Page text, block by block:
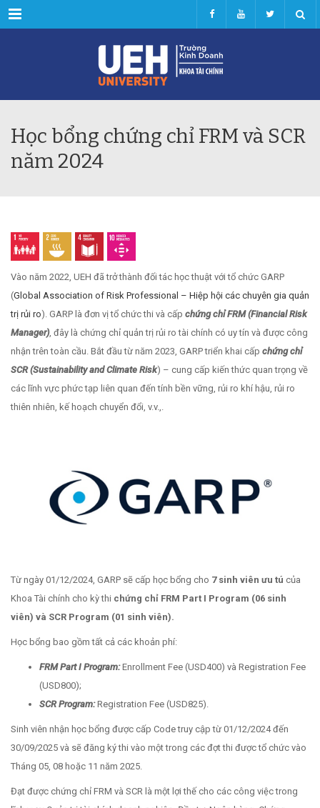
Menu
Học bổng chứng chỉ FRM và SCR
năm 2024
Vào năm 2022, UEH đã trở thành đối tác học thuật với tổ chức GARP
(Global Association of Risk Professional – Hiệp hội các chuyên gia quản
trị rủi ro). GARP là đơn vị tổ chức thi và cấp chứng chỉ FRM (Financial Risk
Manager), đây là chứng chỉ quản trị rủi ro tài chính có uy tín và được công
nhận trên toàn cầu. Bắt đầu từ năm 2023, GARP triển khai cấp chứng chỉ
SCR (Sustainability and Climate Risk) – cung cấp kiến ​​thức quan trọng về
các lĩnh vực phức tạp liên quan đến tính bền vững, rủi ro khí hậu, rủi ro
thiên nhiên, kế hoạch chuyển đổi, v.v.,.
Từ ngày 01/12/2024, GARP sẽ cấp học bổng cho 7sinh viên ưu tú của
Khoa Tài chính cho kỳ thi chứng chỉ FRM Part I Program (06 sinh
viên) và SCR Program (01 sinh viên).
Học bổng bao gồm tất cả các khoản phí:
FRM Part I Program:Enrollment Fee (USD400) và Registration Fee
(USD800);
SCRProgram:Registration Fee (USD825).
Sinh viên nhận học bổng được cấp Code truy cập từ 01/12/2024 đến
30/09/2025 và sẽ đăng ký thi vào một trong các đợt thi được tổ chức vào
Tháng 05, 08 hoặc 11 năm 2025.
Đạt được chứng chỉ FRM và SCR là một lợi thế cho các công việc trong